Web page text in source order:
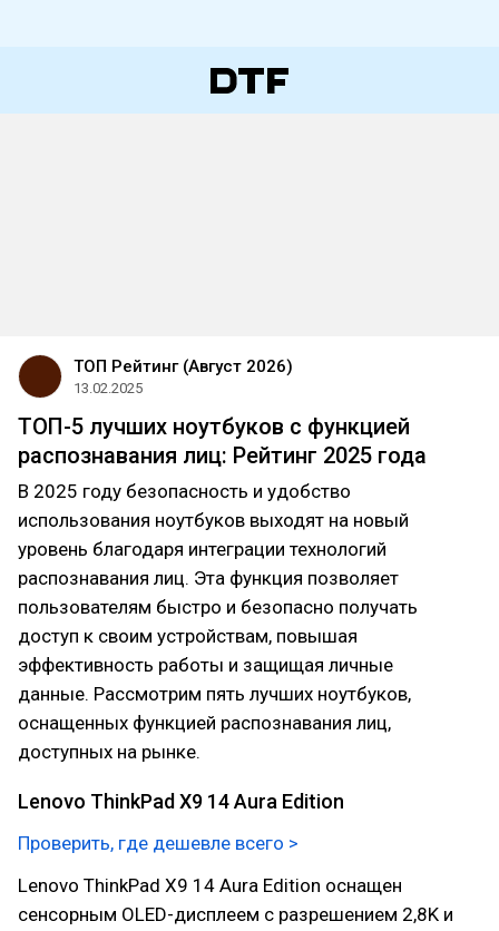
ТОП Рейтинг (Август 2026)
13.02.2025
ТОП-5 лучших ноутбуков с функцией
распознавания лиц: Рейтинг 2025 года
В 2025 году безопасность и удобство
использования ноутбуков выходят на новый
уровень благодаря интеграции технологий
распознавания лиц. Эта функция позволяет
пользователям быстро и безопасно получать
доступ к своим устройствам, повышая
эффективность работы и защищая личные
данные. Рассмотрим пять лучших ноутбуков,
оснащенных функцией распознавания лиц,
доступных на рынке.
Lenovo ThinkPad X9 14 Aura Edition
Проверить, где дешевле всего >
Lenovo ThinkPad X9 14 Aura Edition оснащен
сенсорным OLED-дисплеем с разрешением 2,8K и